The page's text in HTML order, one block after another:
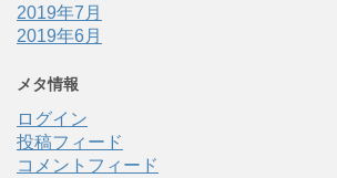
2019年7月
2019年6月
メタ情報
ログイン
投稿フィード
コメントフィード